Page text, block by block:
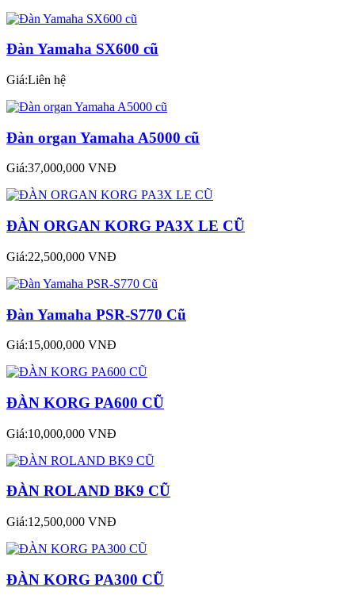
Đàn Yamaha SX600 cũ
Giá:Liên hệ
Đàn organ Yamaha A5000 cũ
Giá:37,000,000 VNĐ
ĐÀN ORGAN KORG PA3X LE CŨ
Giá:22,500,000 VNĐ
Đàn Yamaha PSR-S770 Cũ
Giá:15,000,000 VNĐ
ĐÀN KORG PA600 CŨ
Giá:10,000,000 VNĐ
ĐÀN ROLAND BK9 CŨ
Giá:12,500,000 VNĐ
ĐÀN KORG PA300 CŨ